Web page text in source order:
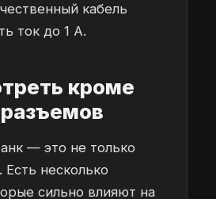
кабель
ток до 1 А.
кроме
— это не только
несколько
сильно влияют на